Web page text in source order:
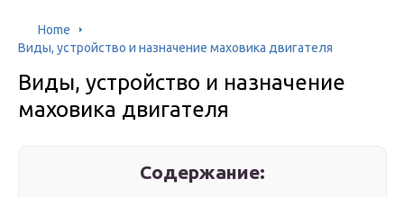
Home
Виды, устройство и назначение маховика двигателя
Виды, устройство и назначение
маховика двигателя
Содержание: